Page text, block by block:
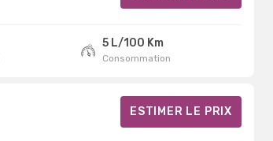
5 L/100 Km
Consommation
ESTIMER LE PRIX